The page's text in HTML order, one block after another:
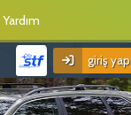
Yardım
giriş yap